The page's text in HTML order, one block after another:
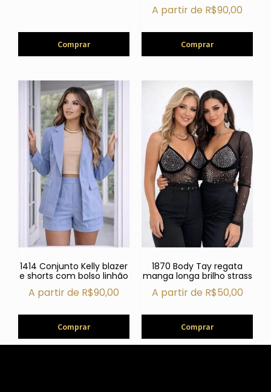
Comprar
A partir de R$90,00
Comprar
1414 Conjunto Kelly blazer
e shorts com bolso linhão
A partir de R$90,00
Comprar
1870 Body Tay regata
manga longa brilho strass
A partir de R$50,00
Comprar